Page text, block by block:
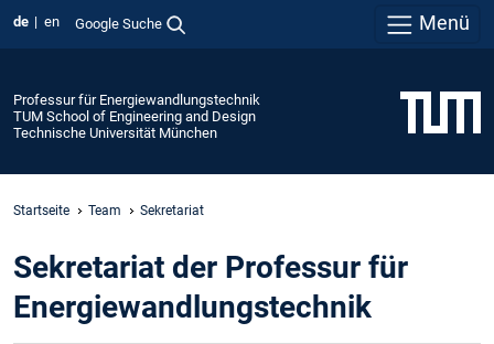
de en Google Suche Menü
Professur für Energiewandlungstechnik
TUM School of Engineering and Design
Technische Universität München
Startseite Team Sekretariat
Sekretariat der Professur für
Energiewandlungstechnik